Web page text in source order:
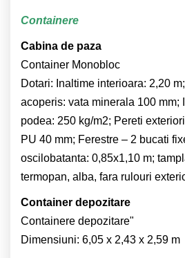
Containere
Cabina de paza
Container Monobloc
Dotari: Inaltime interioara: 2,20
acoperis: vata minerala 100 mm;
podea: 250 kg/m2; Pereti
PU 40 mm; Ferestre – 2 bucati
oscilobatanta: 0,85x1,10 m;
termopan, alba, fara rulouri
Container depozitare
Containere depozitare"
Dimensiuni: 6,05 x 2,43 x 2,59 m